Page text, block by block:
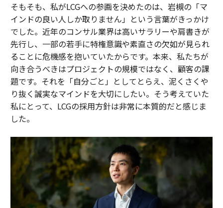
そもそも、私がLCGへの参画を決めたのは、岩槻の「マ
インドの良い人しか取りません」という言葉がきっかけ
でした。近年のコンサル業界は高いサラリーや肩書きが
先行し、一部の若手に特権意識や素直さの欠如が見られ
ることに危機感を抱いていたからです。本来、私たちが
向き合うべきはプロジェクトの規模ではなく、顧客の課
題です。それを「自分ごと」としてとらえ、泥くさくや
り抜く誠実なマインドを大切にしたい。そう考えていた
私にとって、LCGの採用方針は非常に本質的だと感じま
した。